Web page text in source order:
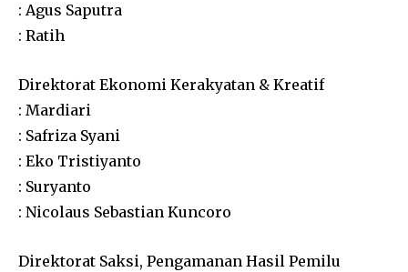
: Agus Saputra
: Ratih
Direktorat Ekonomi Kerakyatan & Kreatif
: Mardiari
: Safriza Syani
: Eko Tristiyanto
: Suryanto
: Nicolaus Sebastian Kuncoro
Direktorat Saksi, Pengamanan Hasil Pemilu